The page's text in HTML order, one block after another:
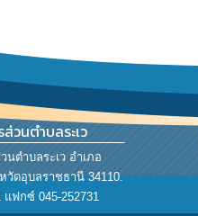
วนตำบลระเว
นตำบลระเว อำเภอ
วัดอุบลราชธานี 34110.
แฟกซ์ 045-252731